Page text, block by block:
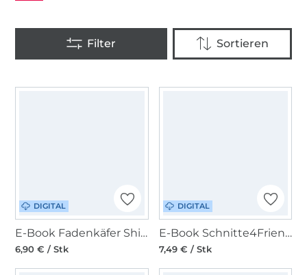
DIGITAL
E-Book Fadenkäfer Shirt Fly Damen
6,90 € / Stk
DIGITAL
E-Book Schnitte4Friends Nelly Top-Tunika-Kleid
7,49 € / Stk